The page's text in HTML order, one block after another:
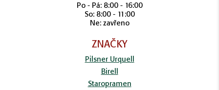
Po - Pá: 8:00 - 16:00
So: 8:00 - 11:00
Ne: zavřeno
ZNAČKY
Pilsner Urquell
Birell
Staropramen